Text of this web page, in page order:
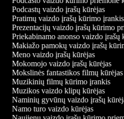
Podcastų vaizdo įrašų kūrėjas
Pratimų vaizdo įrašų kūrimo įrankis
Prezentacijų vaizdo įrašų kūrimo
Priekabinamo anonso vaizdo įrašų
Makiažo pamokų vaizdo įrašų
Meno vaizdo įrašų kūrėjas
Mokomojo vaizdo įrašų kūrėjas
Mokslinės fantastikos filmų kūrėjas
Muzikinių filmų kūrimo įrankis
Muzikos vaizdo klipų kūrėjas
Naminių gyvūnų vaizdo įrašų
Namo turo vaizdo kūrėjas